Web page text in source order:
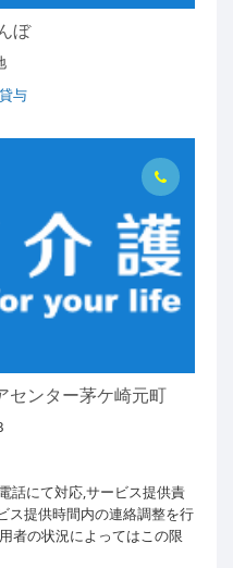
ぼ
与
ンター茅ケ崎元町
話にて対応,サービス提供責
ス提供時間内の連絡調整を行
者の状況によってはこの限